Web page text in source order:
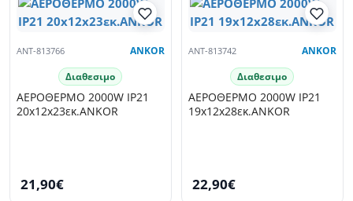
ANT-813766 ANKOR
Διαθεσιμο
ΑΕΡΟΘΕΡΜΟ 2000W IP21
20x12x23εκ.ANKOR
21,90€
ANT-813742 ANKOR
Διαθεσιμο
ΑΕΡΟΘΕΡΜΟ 2000W IP21
19x12x28εκ.ANKOR
22,90€